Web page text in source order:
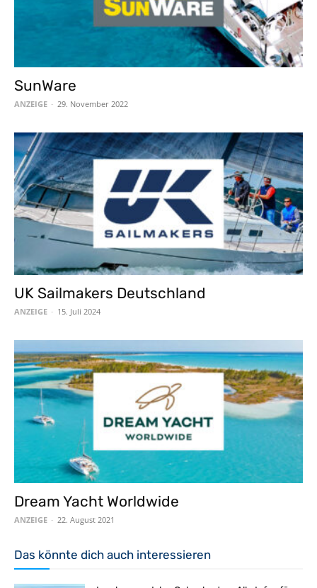
SunWare
ANZEIGE - 29. November 2022
UK Sailmakers Deutschland
ANZEIGE - 15. Juli 2024
Dream Yacht Worldwide
ANZEIGE - 22. August 2021
Das könnte dich auch interessieren